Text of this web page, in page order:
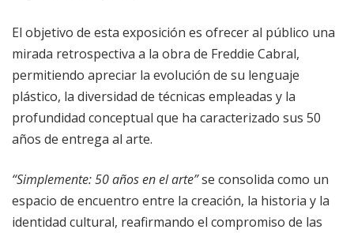
El objetivo de esta exposición es ofrecer al público una
mirada retrospectiva a la obra de Freddie Cabral,
permitiendo apreciar la evolución de su lenguaje
plástico, la diversidad de técnicas empleadas y la
profundidad conceptual que ha caracterizado sus 50
años de entrega al arte.
“Simplemente: 50 años en el arte”se consolida como un
espacio de encuentro entre la creación, la historia y la
identidad cultural, reafirmando el compromiso de las